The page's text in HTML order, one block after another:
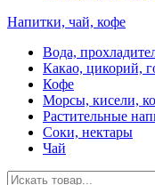
Напитки, чай, кофе
Вода,
Какао, цикорий,
Кофе
Морсы, кисели,
Растительные
Соки, нектары
Чай